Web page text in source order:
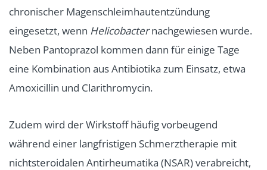
chronischer Magenschleimhautentzündung
eingesetzt, wenn Helicobacternachgewiesen wurde.
Neben Pantoprazol kommen dann für einige Tage
eine Kombination aus Antibiotika zum Einsatz, etwa
Amoxicillin und Clarithromycin.
Zudem wird der Wirkstoff häufig vorbeugend
während einer langfristigen Schmerztherapie mit
nichtsteroidalen Antirheumatika (NSAR) verabreicht,